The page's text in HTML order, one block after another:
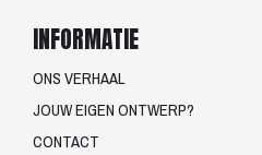
INFORMATIE
ONS VERHAAL
JOUW EIGEN ONTWERP?
CONTACT